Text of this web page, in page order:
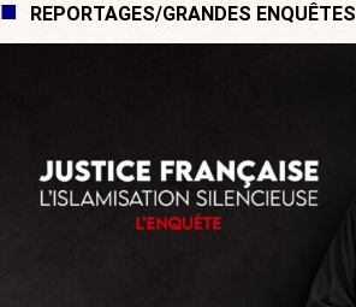
REPORTAGES/GRANDES ENQUÊTES